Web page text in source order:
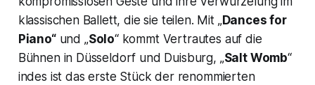
klassischen Ballett, die sie teilen. Mit „Dances for
Piano“und „Solo“ kommt Vertrautes auf die
Bühnen in Düsseldorf und Duisburg, „Salt Womb“
indes ist das erste Stück der renommierten